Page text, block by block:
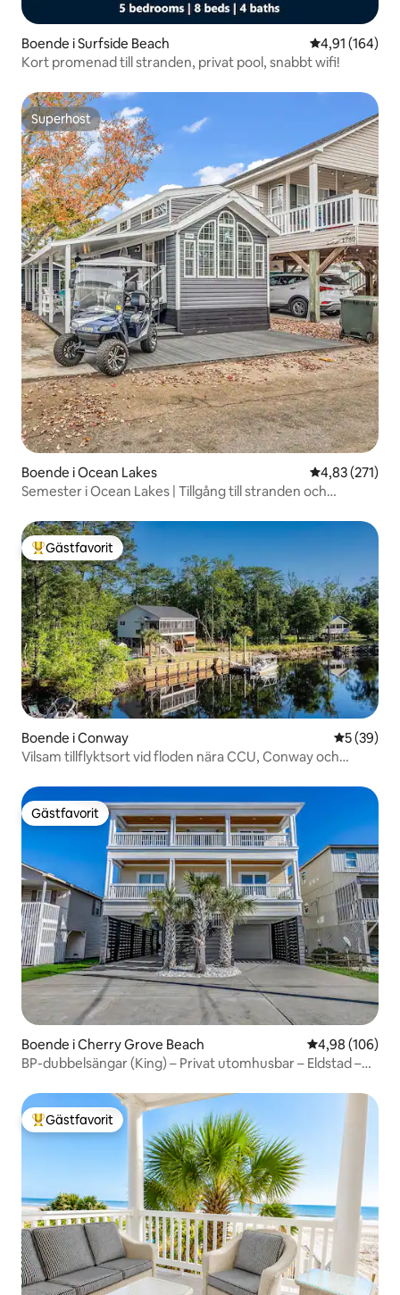
Boende i Surfside Beach 4,91 av 5 i
4,91 (164)
Kort promenad till stranden, privat pool, snabbt wifi!
Superhost
Superhost
Boende i Ocean Lakes 4,83 av 5 i
4,83 (271)
Semester i Ocean Lakes | Tillgång till stranden och
Populär gästfavorit
Gästfavorit
Boende i Conway 5 av 5 i
5 (39)
Vilsam tillflyktsort vid floden nära CCU, Conway och
Gästfavorit
Gästfavorit
Boende i Cherry Grove Beach 4,98 av 5 i
4,98 (106)
BP-dubbelsängar (King) – Privat utomhusbar – Eldstad –
Populär gästfavorit
Gästfavorit